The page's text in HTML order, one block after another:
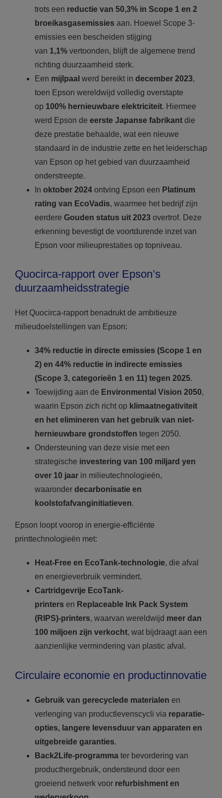
trots een reductie van 50,3% in Scope 1 en 2
broeikasgasemissies aan. Hoewel Scope 3-
emissies een bescheiden stijging
van 1,1%vertoonden, blijft de algemene trend
richting duurzaamheid sterk.
Een mijlpaal werd bereikt in december 2023,
toen Epson wereldwijd volledig overstapte
op 100% hernieuwbare elektriciteit. Hiermee
werd Epson de eerste Japanse fabrikantdie
deze prestatie behaalde, wat een nieuwe
standaard in de industrie zette en het leiderschap
van Epson op het gebied van duurzaamheid
onderstreepte.
In oktober 2024ontving Epson een Platinum
rating van EcoVadis, waarmee het bedrijf zijn
eerdere Gouden status uit 2023overtrof. Deze
erkenning bevestigt de voortdurende inzet van
Epson voor milieuprestaties op topniveau.
Quocirca-rapport over Epson’s
duurzaamheidsstrategie
Het Quocirca-rapport benadrukt de ambitieuze
milieudoelstellingen van Epson:
34% reductie in directe emissies (Scope 1 en
2) en 44% reductie in indirecte emissies
(Scope 3, categorieën 1 en 11) tegen 2025.
Toewijding aan de Environmental Vision 2050,
waarin Epson zich richt op klimaatnegativiteit
en het elimineren van het gebruik van niet-
hernieuwbare grondstoffen tegen 2050.
Ondersteuning van deze visie met een
strategische investering van 100 miljard yen
over 10 jaarin milieutechnologieën,
waaronder decarbonisatie en
koolstofafvanginitiatieven.
Epson loopt voorop in energie-efficiënte
printtechnologieën met:
Heat-Free en EcoTank-technologie, die afval
en energieverbruik vermindert.
Cartridgevrije EcoTank-
printers en Replaceable Ink Pack System
(RIPS)-printers, waarvan wereldwijd meer dan
100 miljoen zijn verkocht, wat bijdraagt aan een
aanzienlijke vermindering van plastic afval.
Circulaire economie en productinnovatie
Gebruik van gerecyclede materialen en
verlenging van productlevenscycli via reparatie-
opties, langere levensduur van apparaten en
uitgebreide garanties.
Back2Life-programmater bevordering van
producthergebruik, ondersteund door een
groeiend netwerk voor refurbishment en